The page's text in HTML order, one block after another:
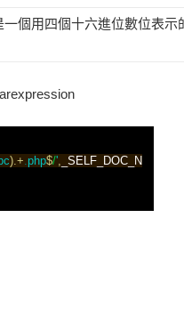
一個用四個十六進位數位表
). + php$/',
_SELF_DOC_N